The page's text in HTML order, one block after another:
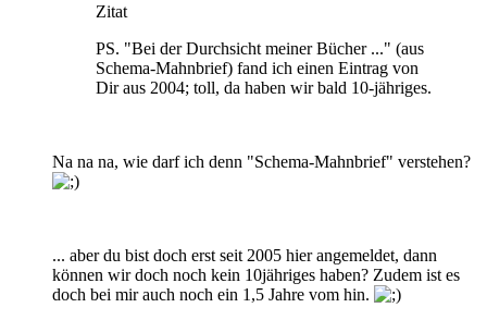
Zitat
PS. "Bei der Durchsicht meiner Bücher ..." (aus
Schema-Mahnbrief) fand ich einen Eintrag von
Dir aus 2004; toll, da haben wir bald 10-jähriges.
Na na na, wie darf ich denn "Schema-Mahnbrief" verstehen?
... aber du bist doch erst seit 2005 hier angemeldet, dann
können wir doch noch kein 10jähriges haben? Zudem ist es
doch bei mir auch noch ein 1,5 Jahre vom hin.